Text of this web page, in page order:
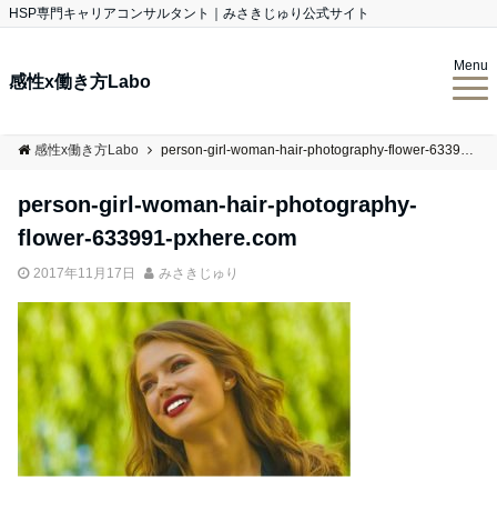
HSP専門キャリアコンサルタント｜みさきじゅり公式サイト
感性x働き方Labo
Menu
感性x働き方Labo person-girl-woman-hair-photography-flower-633991-pxhere.com
person-girl-woman-hair-photography-
flower-633991-pxhere.com
2017年11月17日 みさきじゅり